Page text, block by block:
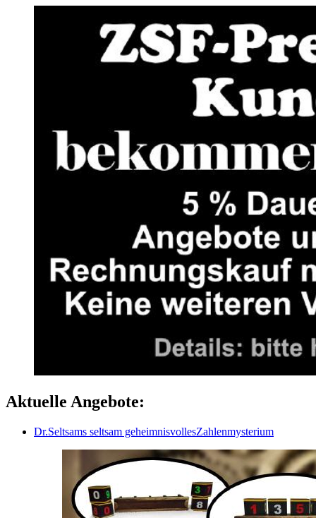
Aktuelle Angebote:
Dr.Seltsams seltsam geheimnisvollesZahlenmysterium